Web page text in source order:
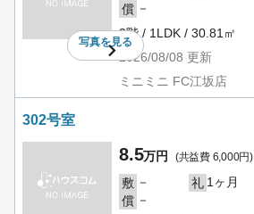
写真を見る
償 －
3階 / 1LDK / 30.81㎡
2026/08/08 更新
ミニミニ FC江坂店
302号室
8.5万円 (共益費 6,000円)
敷 － 礼 1ヶ月
償 －